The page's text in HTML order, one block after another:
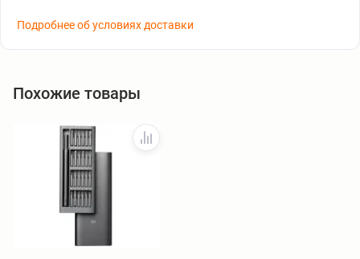
Подробнее об условиях доставки
Похожие товары